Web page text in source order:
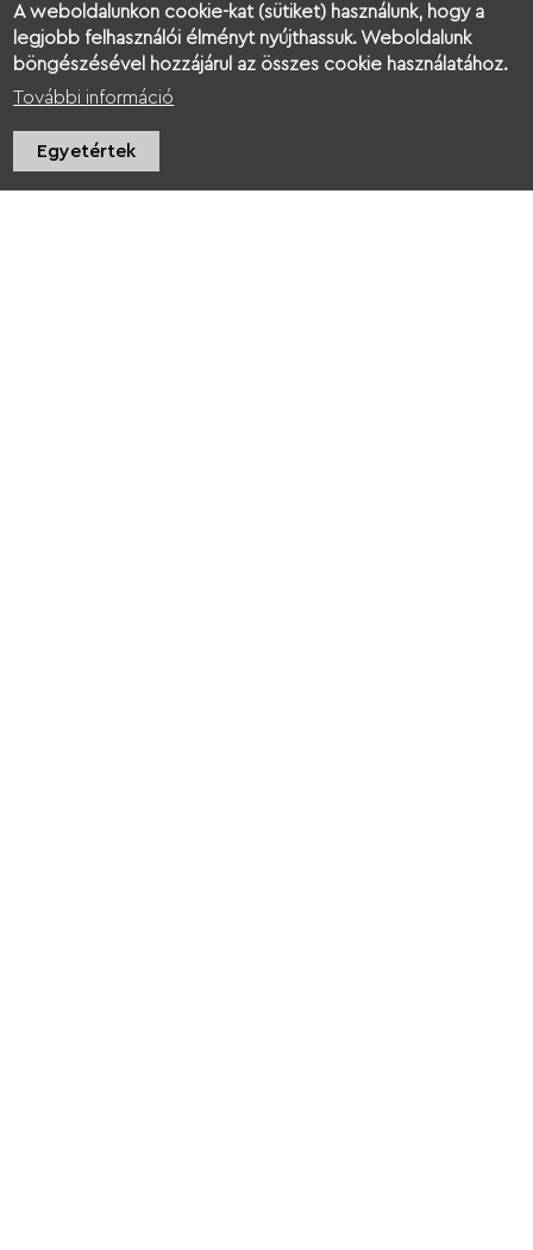
naptól kezdve mennek el a gólyák.
Augusztus 24. Bertalan napja.Bertalan apostol napja, aki
a csizmadiák és a szűcsök védőszentje. Sokfelé ezt a
napot tartják őszkezdő napnak, ugyanis amilyen ennek a
napnak az időjárása, olyan lesz az őszi időjárás. Az ezen a
napon köpült vajról pedig azt mondják, hogy gyógyító
hatású, s úgy vélték, ha egy kanállal a búzába tesznek,
A weboldalunkon cookie-kat (sütiket) használunk, hogy a
legjobb felhasználói élményt nyújthassuk. Weboldalunk
böngészésével hozzájárul az összes cookie használatához.
További információ
Egyetértek